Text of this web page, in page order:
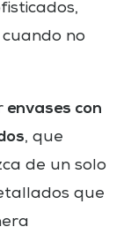
no
envases con
, que
de un solo
que